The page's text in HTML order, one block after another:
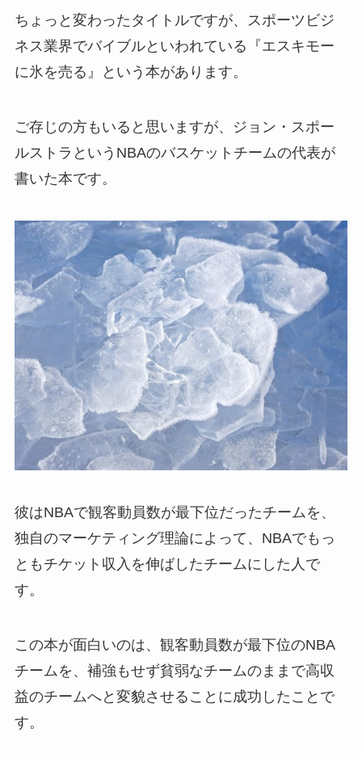
ちょっと変わったタイトルですが、スポーツビジ
ネス業界でバイブルといわれている『エスキモー
に氷を売る』という本があります。
ご存じの方もいると思いますが、ジョン・スポー
ルストラというNBAのバスケットチームの代表が
書いた本です。
彼はNBAで観客動員数が最下位だったチームを、
独自のマーケティング理論によって、NBAでもっ
ともチケット収入を伸ばしたチームにした人で
す。
この本が面白いのは、観客動員数が最下位のNBA
チームを、補強もせず貧弱なチームのままで高収
益のチームへと変貌させることに成功したことで
す。